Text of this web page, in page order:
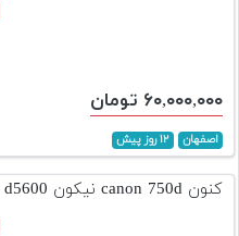
۶۰,۰۰۰,۰۰۰ تومان
اصفهان ۱۲ روز پیش
کنون canon 750d نیکون nikon d5600